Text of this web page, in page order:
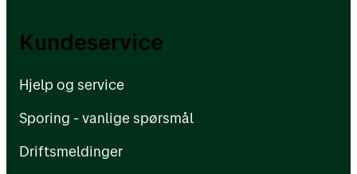
Hjelp og service
Kundeservice
Hjelp og service
Sporing - vanlige spørsmål
Driftsmeldinger